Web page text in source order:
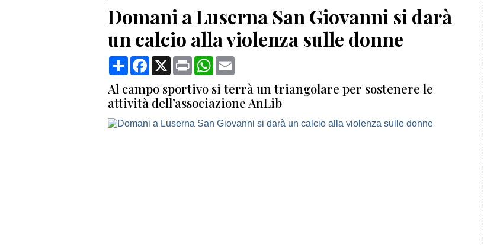
Domani a Luserna San Giovanni si darà
un calcio alla violenza sulle donne
CondividiFacebook
X Print WhatsApp
Al campo sportivo si terrà un triangolare per sostenere le
attività dell’associazione AnLib